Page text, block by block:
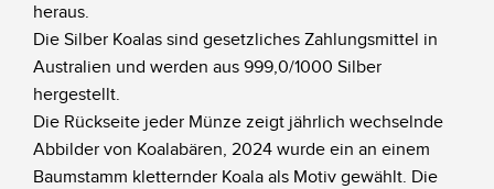
heraus.
Die Silber Koalas sind gesetzliches Zahlungsmittel in
Australien und werden aus 999,0/1000 Silber
hergestellt.
Die Rückseite jeder Münze zeigt jährlich wechselnde
Abbilder von Koalabären, 2024 wurde ein an einem
Baumstamm kletternder Koala als Motiv gewählt. Die